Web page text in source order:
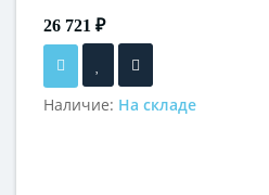
26 721 ₽
Наличие: На складе